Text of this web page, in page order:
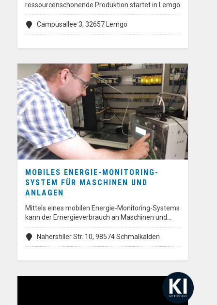
ressourcenschonende Produktion startet in Lemgo
Campusallee 3, 32657 Lemgo
MOBILES ENERGIE-MONITORING-
SYSTEM FÜR MASCHINEN UND
ANLAGEN
Mittels eines mobilen Energie-Monitoring-Systems
kann der Ernergieverbrauch an Maschinen und…
Näherstiller Str. 10, 98574 Schmalkalden